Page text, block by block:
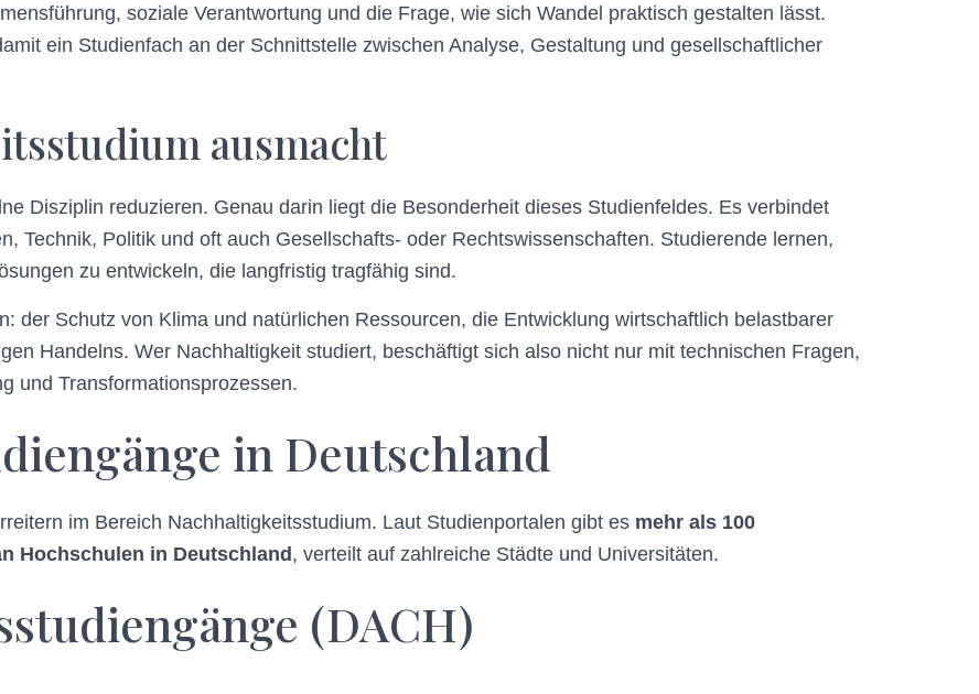
soziale Verantwortung und die Frage, wie sich Wandel praktisch gestalten lässt.
ein Studienfach an der Schnittstelle zwischen Analyse, Gestaltung und gesellschaftlicher
ausmacht
Disziplin reduzieren. Genau darin liegt die Besonderheit dieses Studienfeldes. Es verbindet
Technik, Politik und oft auch Gesellschafts- oder Rechtswissenschaften. Studierende lernen,
zu entwickeln, die langfristig tragfähig sind.
der Schutz von Klima und natürlichen Ressourcen, die Entwicklung wirtschaftlich belastbarer
Handelns. Wer Nachhaltigkeit studiert, beschäftigt sich also nicht nur mit technischen Fragen,
und Transformationsprozessen.
in Deutschland
im Bereich Nachhaltigkeitsstudium. Laut Studienportalen gibt es mehr als 100
Hochschulen in Deutschland, verteilt auf zahlreiche Städte und Universitäten.
(DACH)